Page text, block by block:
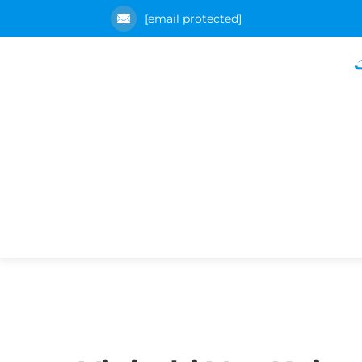
[email protected]